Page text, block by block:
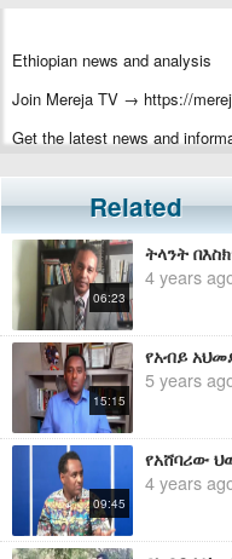
Ethiopian news and analysis
Join Mereja TV → https://
Get the latest news and
For inquiry or additional
Mereja presents Ethiopian
entertainment
Related
06:23
4 years
15:15
5 years
09:45
4 years